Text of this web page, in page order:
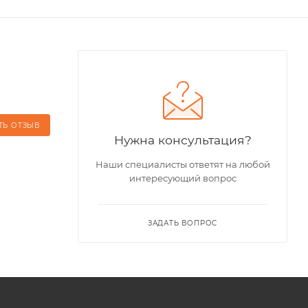
ОТЗЫВ
Нужна консультация?
Наши специалисты ответят на любой
интересующий вопрос
ЗАДАТЬ ВОПРОС